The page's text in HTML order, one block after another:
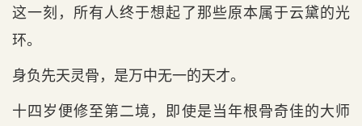
这一刻，所有人终于想起了那些原本属于云黛的光
环。
身负先天灵骨，是万中无一的天才。
十四岁便修至第二境，即使是当年根骨奇佳的大师